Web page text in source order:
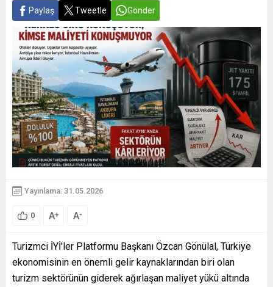
Paylaş Tweetle Gönder
Yayınlama: 31.05.2026
0 A+ A-
Turizmci İYİ’ler Platformu Başkanı Özcan Gönülal, Türkiye
ekonomisinin en önemli gelir kaynaklarından biri olan
turizm sektörünün giderek ağırlaşan maliyet yükü altında